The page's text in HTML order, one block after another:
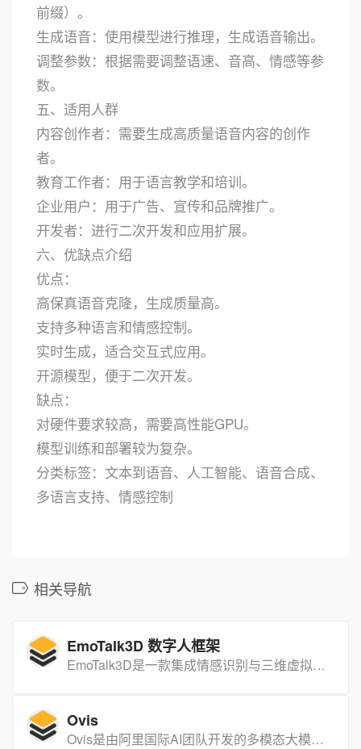
前缀）。
生成语音：使用模型进行推理，生成语音输出。
调整参数：根据需要调整语速、音高、情感等参
数。
五、适用人群
内容创作者：需要生成高质量语音内容的创作
者。
教育工作者：用于语言教学和培训。
企业用户：用于广告、宣传和品牌推广。
开发者：进行二次开发和应用扩展。
六、优缺点介绍
优点：
高保真语音克隆，生成质量高。
支持多种语言和情感控制。
实时生成，适合交互式应用。
开源模型，便于二次开发。
缺点：
对硬件要求较高，需要高性能GPU。
模型训练和部署较为复杂。
分类标签：文本到语音、人工智能、语音合成、
多语言支持、情感控制
相关导航
EmoTalk3D 数字人框架
EmoTalk3D是一款集成情感识别与三维虚拟角色交互的创新性沟通工具，能够根据用户的语音或文本输入自动生成对应的情感表达，实现与虚拟角色的深度情感交流。
Ovis
Ovis是由阿里国际AI团队开发的多模态大模型，它具备强大的图像理解和数据处理能力，能够处理文本、图像等多种数据类型。